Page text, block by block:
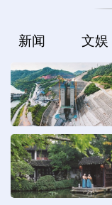
新闻 文娱